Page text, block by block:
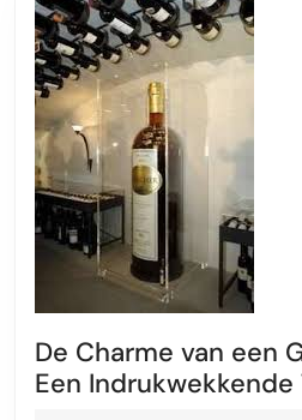
De Charme van een
Een